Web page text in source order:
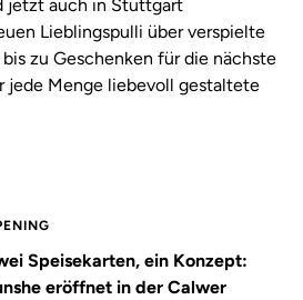
jetzt auch in Stuttgart
Lieblingspulli über verspielte
zu Geschenken für die nächste
jede Menge liebevoll gestaltete
Speisekarten, ein Konzept:
eröffnet in der Calwer